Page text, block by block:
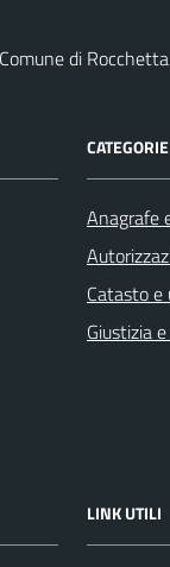
Comune di
Anagrafe
Catasto e
Giustizia
LINK UTILI